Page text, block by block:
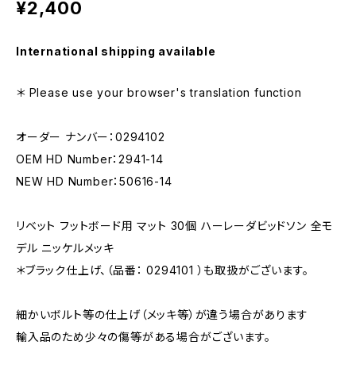
¥2,400
International shipping available
＊ Please use your browser's translation function
オーダー ナンバー：0294102
OEM HD Number：2941-14
NEW HD Number：50616-14
リベット フットボード用 マット 30個 ハーレーダビッドソン 全モ
デル ニッケルメッキ
＊ブラック仕上げ、（品番： 0294101 ）も取扱がございます。
細かいボルト等の仕上げ（メッキ等）が違う場合があります
輸入品のため少々の傷等がある場合がございます。